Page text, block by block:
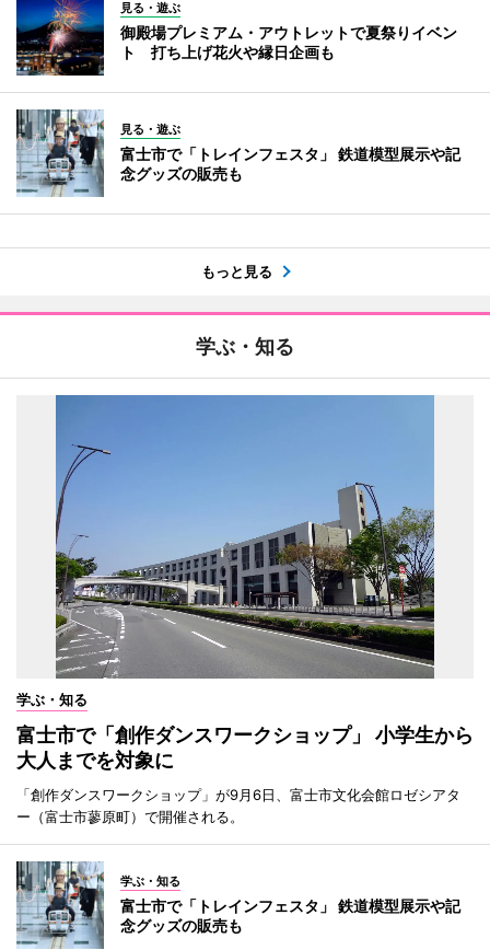
見る・遊ぶ
御殿場プレミアム・アウトレットで夏祭りイベン
ト 打ち上げ花火や縁日企画も
見る・遊ぶ
富士市で「トレインフェスタ」 鉄道模型展示や記
念グッズの販売も
もっと見る
学ぶ・知る
学ぶ・知る
富士市で「創作ダンスワークショップ」 小学生から
大人までを対象に
「創作ダンスワークショップ」が9月6日、富士市文化会館ロゼシアタ
ー（富士市蓼原町）で開催される。
学ぶ・知る
富士市で「トレインフェスタ」 鉄道模型展示や記
念グッズの販売も